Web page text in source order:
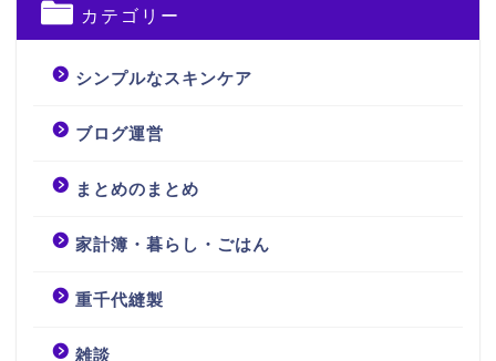
カテゴリー
シンプルなスキンケア
ブログ運営
まとめのまとめ
家計簿・暮らし・ごはん
重千代縫製
雑談